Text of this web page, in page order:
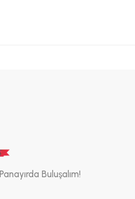
Buluşalım!